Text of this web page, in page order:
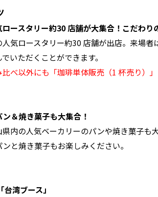
ースタリー約30 店舗が⼤集合！こだわり
気ロースタリー約30 店舗が出店。来場
いただくことができます。
べ以外にも「珈琲単体販売（1 杯売り）」
＆焼き菓⼦も⼤集合！
内の⼈気ベーカリーのパンや焼き菓⼦も
と焼き菓⼦もお楽しみください。
湾ブース」